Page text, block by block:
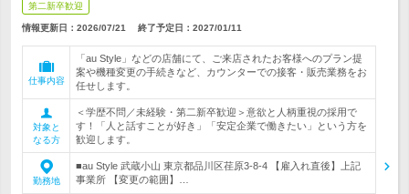
第二新卒歓迎
情報更新日：2026/07/21 終了予定日： 2027/01/11
仕事内容
「au Style」などの店舗にて、ご来店されたお客様へのプラン提
案や機種変更の手続きなど、カウンターでの接客・販売業務をお
任せします。
対象と
なる方
＜学歴不問／未経験・第二新卒歓迎＞意欲と人柄重視の採用で
す！「人と話すことが好き」「安定企業で働きたい」という方を
歓迎します。
勤務地
■au Style 武蔵小山 東京都品川区荏原3-8-4 【雇入れ直後】上記
事業所 【変更の範囲】…